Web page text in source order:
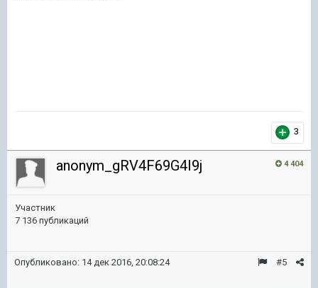
3
4 404
anonym_gRV4F69G4I9j
Участник
7 136 публикаций
#5
Опубликовано: 14 дек 2016, 20:08:24